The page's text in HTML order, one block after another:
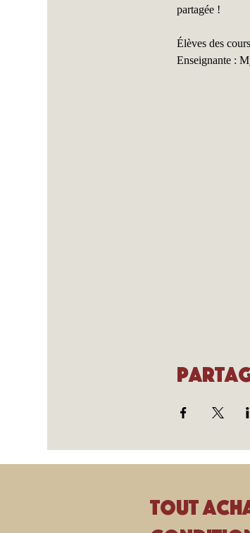
partagée !
Élèves des
Enseignante :
Tout